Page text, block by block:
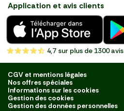
Nouveautés
Fruits
Légumes
Boucherie
Charcuterie
Poissonnerie
Fromagerie
et savoir-faire français en
choisissant notre service de
livraison de produits frais et
de qualité, livrés directement
chez vous. Une expérience
de courses en ligne pensée
pour vous.
Application et avis clients
4,7 sur plus de 1300 avis
CGV et mentions légales
Nos offres spéciales
Informations sur les cookies
Gestion des cookies
Gestion des données personnelles